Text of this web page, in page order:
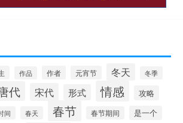
作品 作者 元宵节 冬天 冬季
代 宋代 形式 情感 攻略
间 春天 春节 春节期间 是一个